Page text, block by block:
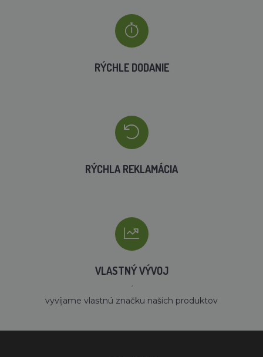
RÝCHLE DODANIE
RÝCHLA REKLAMÁCIA
VLASTNÝ VÝVOJ
´
vyvíjame vlastnú značku našich produktov